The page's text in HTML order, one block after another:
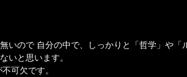
いので 自分の中で、しっかりと「哲学」や「
いと思います。
可欠です。